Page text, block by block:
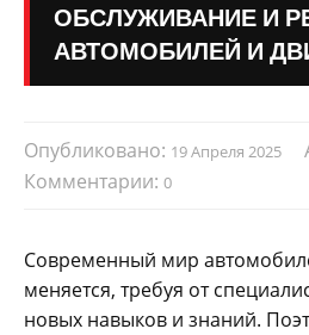
ОБСЛУЖИВАНИЕ И
АВТОМОБИЛЕЙ И
Опубликовано: 19 Апреля 2025
Комментарии: 0
Современный мир
меняется, требуя от
новых навыков и знаний.